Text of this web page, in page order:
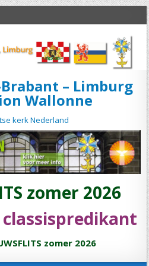
– Limburg
Wallonne
kerk Nederland
zomer 2026
zomer 2026